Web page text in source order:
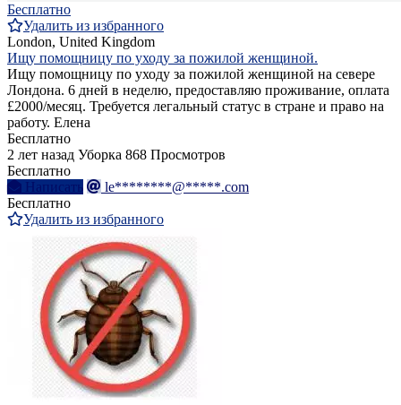
Бесплатно
Удалить из избранного
London, United Kingdom
Ищу помощницу по уходу за пожилой женщиной.
Ищу помощницу по уходу за пожилой женщиной на севере
Лондона. 6 дней в неделю, предоставляю проживание, оплата
£2000/месяц. Требуется легальный статус в стране и право на
работу. Елена
Бесплатно
2 лет назад Уборка 868 Просмотров
Бесплатно
Написать
le********@*****.com
Бесплатно
Удалить из избранного